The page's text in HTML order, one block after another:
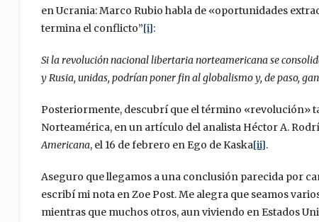
en Ucrania: Marco Rubio habla de «oportunidades
termina el conflicto”[i]:
Si la revolución nacional libertaria norteamericana se
y Rusia, unidas, podrían poner fin al globalismo y, de paso,
Posteriormente, descubrí que el término «revolución»
Norteamérica, en un artículo del analista Héctor A.
Americana, el 16 de febrero en Ego de Kaska[ii].
Aseguro que llegamos a una conclusión parecida por
escribí mi nota en Zoe Post. Me alegra que seamos
mientras que muchos otros, aun viviendo en Estados